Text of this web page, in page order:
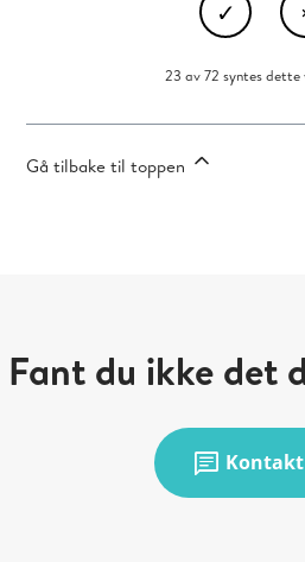
23 av 72 syntes
Gå tilbake til toppen
Fant du ikke det
chat Kontakt